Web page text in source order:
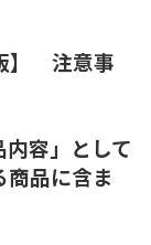
】 注意事
容」として
品に含ま